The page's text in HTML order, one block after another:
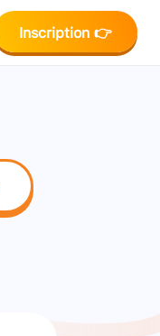
Inscription 👉